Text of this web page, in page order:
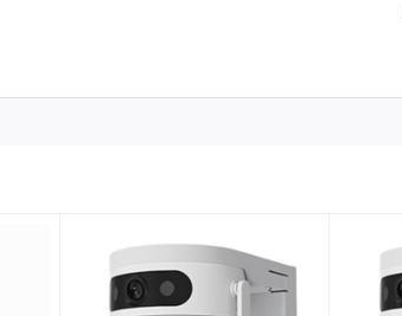
dung lượng cao 12.900 mAh, camera này mang lại
cài đặt và quản lý từ xa thông qua kết nối wifi và
camera này.